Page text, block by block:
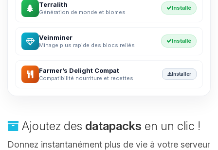
Terralith
Génération de monde et biomes
Installé
Veinminer
Minage plus rapide des blocs reliés
Installé
Farmer’s Delight Compat
Compatibilité nourriture et recettes
Installer
Ajoutez des datapacks en un clic !
Donnez instantanément plus de vie à votre serveur